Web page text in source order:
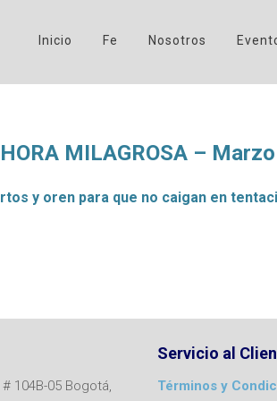
Inicio Fe Nosotros
MILAGROSA –
y oren para que no caigan en
104B-05 Bogotá,
Servicio al
Términos y